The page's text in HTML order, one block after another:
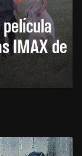
IMAX de